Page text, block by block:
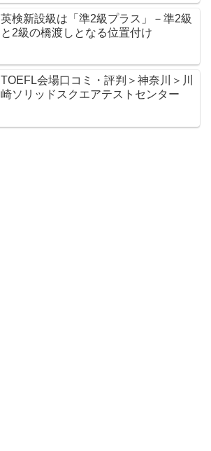
英検新設級は「準2級プラス」－準2級
と2級の橋渡しとなる位置付け
TOEFL会場口コミ・評判＞神奈川＞川
崎ソリッドスクエアテストセンター